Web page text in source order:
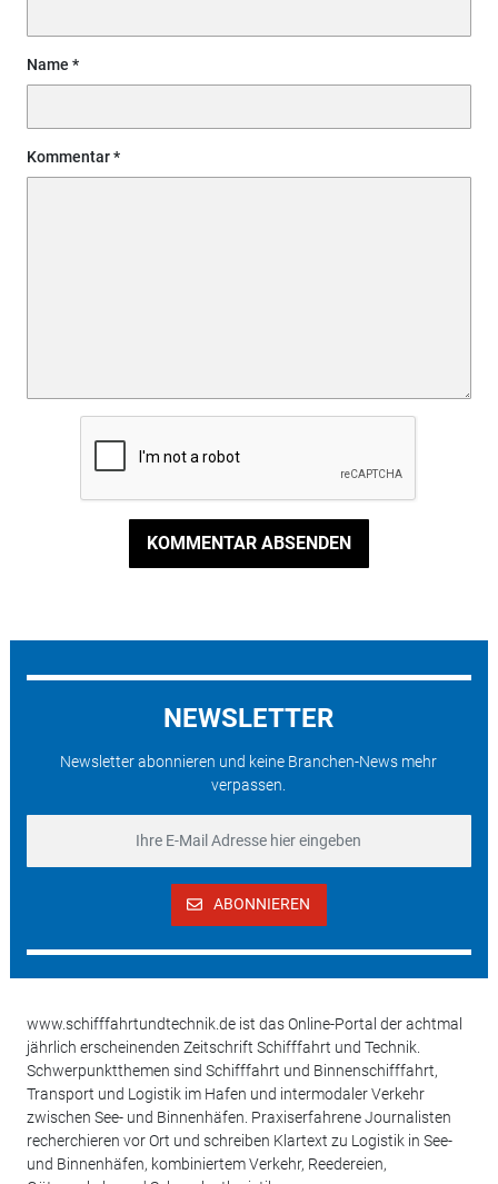
Name
Kommentar
KOMMENTAR ABSENDEN
NEWSLETTER
Newsletter abonnieren und keine Branchen-News mehr
verpassen.
ABONNIEREN
www.schifffahrtundtechnik.de ist das Online-Portal der achtmal
jährlich erscheinenden Zeitschrift Schifffahrt und Technik.
Schwerpunktthemen sind Schifffahrt und Binnenschifffahrt,
Transport und Logistik im Hafen und intermodaler Verkehr
zwischen See- und Binnenhäfen. Praxiserfahrene Journalisten
recherchieren vor Ort und schreiben Klartext zu Logistik in See-
und Binnenhäfen, kombiniertem Verkehr, Reedereien,